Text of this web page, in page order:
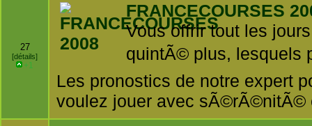
27
[détails]
+1
FRANCECOURSES
Vous offrir tout les
quintÃ© plus, lesquels
Les pronostics de notre expert
voulez jouer avec sÃ©rÃ©nitÃ©